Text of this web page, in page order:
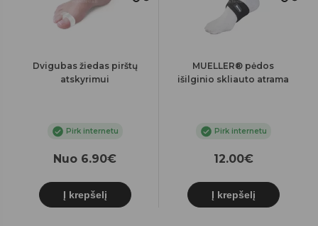
Dvigubas žiedas pirštų
atskyrimui
Pirk internetu
Nuo 6.90€
Į krepšelį
MUELLER® pėdos
išilginio skliauto atrama
Pirk internetu
12.00€
Į krepšelį